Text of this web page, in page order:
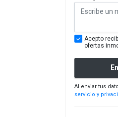
Acepto
ofertas
Al enviar tus
servicio y